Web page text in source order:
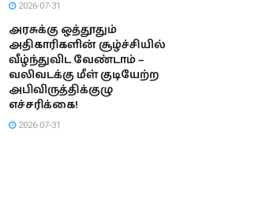
2026-07-31
அரசுக்கு ஒத்தூதும்
அதிகாரிகளின் சூழ்ச்சியில்
வீழ்ந்துவிட வேண்டாம் –
வலிவடக்கு மீள் குடியேற்ற
அபிவிருத்திக்குழு
எச்சரிக்கை!
2026-07-31